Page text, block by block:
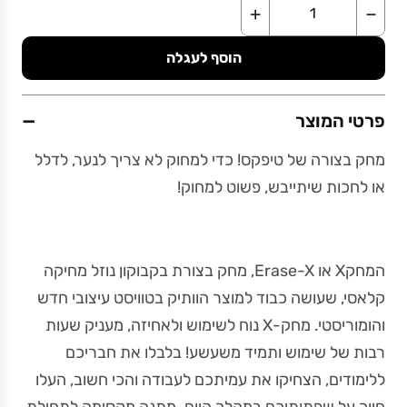
−
+
הוסף לעגלה
פרטי המוצר −
מחק בצורה של טיפקס! כדי למחוק לא צריך לנער, לדלל
או לחכות שיתייבש, פשוט למחוק!
המחקX או Erase-X, מחק בצורת בקבוקון נוזל מחיקה
קלאסי, שעושה כבוד למוצר הוותיק בטוויסט עיצובי חדש
והומוריסטי. מחק-X נוח לשימוש ולאחיזה, מעניק שעות
רבות של שימוש ותמיד משעשע! בלבלו את חבריכם
ללימודים, הצחיקו את עמיתכם לעבודה והכי חשוב, העלו